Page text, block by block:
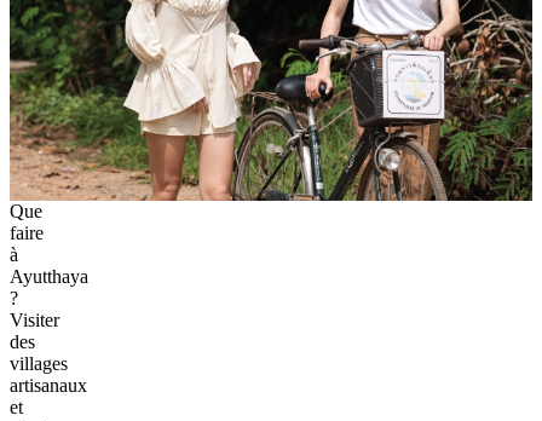
Que
faire
à
Ayutthaya
?
Visiter
des
villages
artisanaux
et